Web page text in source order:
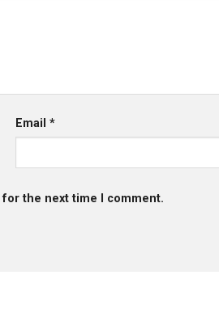
Email *
the next time I comment.